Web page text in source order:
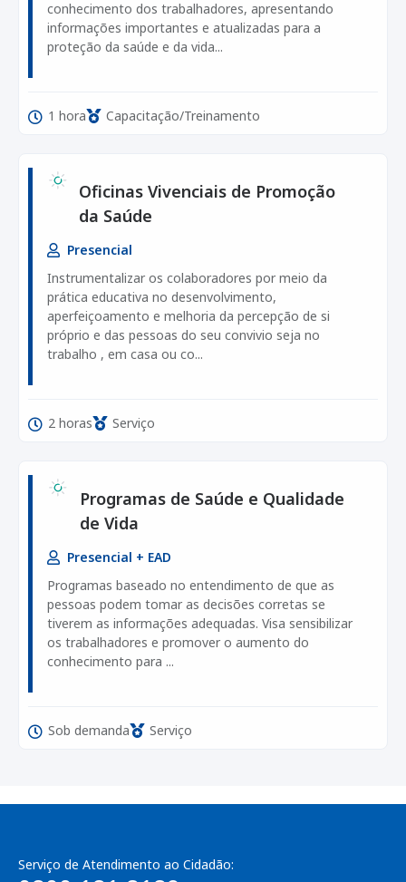
conhecimento dos trabalhadores, apresentando
informações importantes e atualizadas para a
proteção da saúde e da vida...
1 hora Capacitação/Treinamento
Oficinas Vivenciais de Promoção
da Saúde
Presencial
Instrumentalizar os colaboradores por meio da
prática educativa no desenvolvimento,
aperfeiçoamento e melhoria da percepção de si
próprio e das pessoas do seu convivio seja no
trabalho , em casa ou co...
2 horas Serviço
Programas de Saúde e Qualidade
de Vida
Presencial + EAD
Programas baseado no entendimento de que as
pessoas podem tomar as decisões corretas se
tiverem as informações adequadas. Visa sensibilizar
os trabalhadores e promover o aumento do
conhecimento para ...
Sob demanda Serviço
Serviço de Atendimento ao Cidadão: